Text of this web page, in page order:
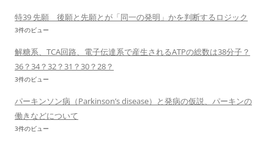
特39 先願 後願と先願とが「同一の発明」かを判断するロジック
3件のビュー
解糖系、TCA回路、電子伝達系で産生されるATPの総数は38分子？
36？34？32？31？30？28？
3件のビュー
パーキンソン病（Parkinson’s disease）と発病の仮説、パーキンの
働きなどについて
3件のビュー